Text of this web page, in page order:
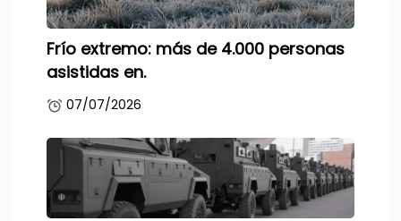
Frío extremo: más de 4.000 personas
asistidas en.
07/07/2026